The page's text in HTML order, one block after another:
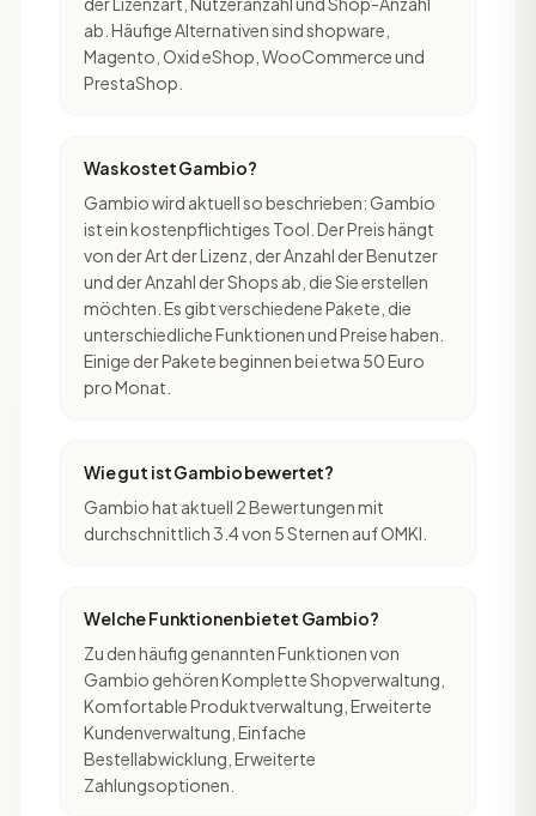
ab. Häufige Alternativen sind shopware,
Magento, Oxid eShop, WooCommerce und
PrestaShop.
Was kostet Gambio?
Gambio wird aktuell so beschrieben: Gambio
ist ein kostenpflichtiges Tool. Der Preis hängt
von der Art der Lizenz, der Anzahl der Benutzer
und der Anzahl der Shops ab, die Sie erstellen
möchten. Es gibt verschiedene Pakete, die
unterschiedliche Funktionen und Preise haben.
Einige der Pakete beginnen bei etwa 50 Euro
pro Monat.
Wie gut ist Gambio bewertet?
Gambio hat aktuell 2 Bewertungen mit
durchschnittlich 3.4 von 5 Sternen auf OMKI.
Welche Funktionen bietet Gambio?
Zu den häufig genannten Funktionen von
Gambio gehören Komplette Shopverwaltung,
Komfortable Produktverwaltung, Erweiterte
Kundenverwaltung, Einfache
Bestellabwicklung, Erweiterte
Zahlungsoptionen.